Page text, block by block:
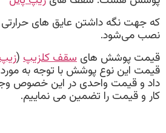
که جهت نگه داشتن عایق های حرارتی
نصب می‌شود.
قیمت پوشش های سقف کلزیپ (
قیمت این نوع پوشش با توجه به
داد و قیمت واحدی در این خصوص
کار و قیمت را تضمین می نماییم.